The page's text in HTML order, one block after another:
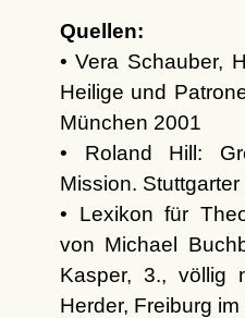
Quellen:
• Vera Schauber,
Heilige und
München 2001
• Roland Hill:
Mission.
• Lexikon für
von Michael
Kasper, 3., völlig
Herder, Freiburg